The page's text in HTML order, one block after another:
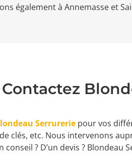
également à Annemasse et
Contactez
Serrurerie pour vos
clés, etc. Nous intervenons
conseil ? D’un devis ?